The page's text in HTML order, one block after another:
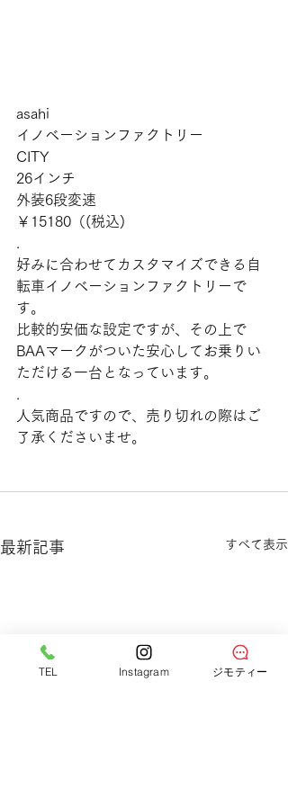
asahi
イノベーションファクトリー
CITY
26インチ
外装6段変速
￥15180（(税込)
好みに合わせてカスタマイズできる自
転車イノベーションファクトリーで
す。
比較的安価な設定ですが、その上で
BAAマークがついた安心してお乗りい
ただける一台となっています。
人気商品ですので、売り切れの際はご
了承くださいませ。
最新記事 すべて表示
TEL Instagram ジモティー